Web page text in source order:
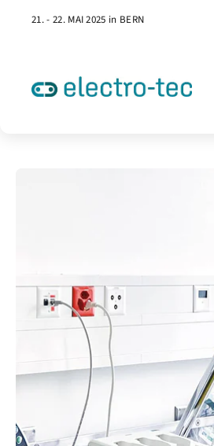
21. - 22. MAI 2025 in BERN